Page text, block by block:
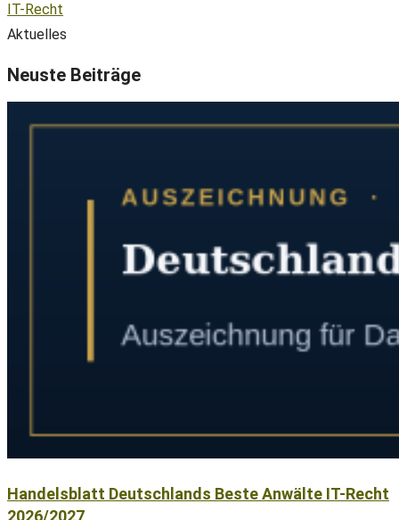
IT-Recht
Aktuelles
Neuste Beiträge
Handelsblatt Deutschlands Beste Anwälte IT-Recht